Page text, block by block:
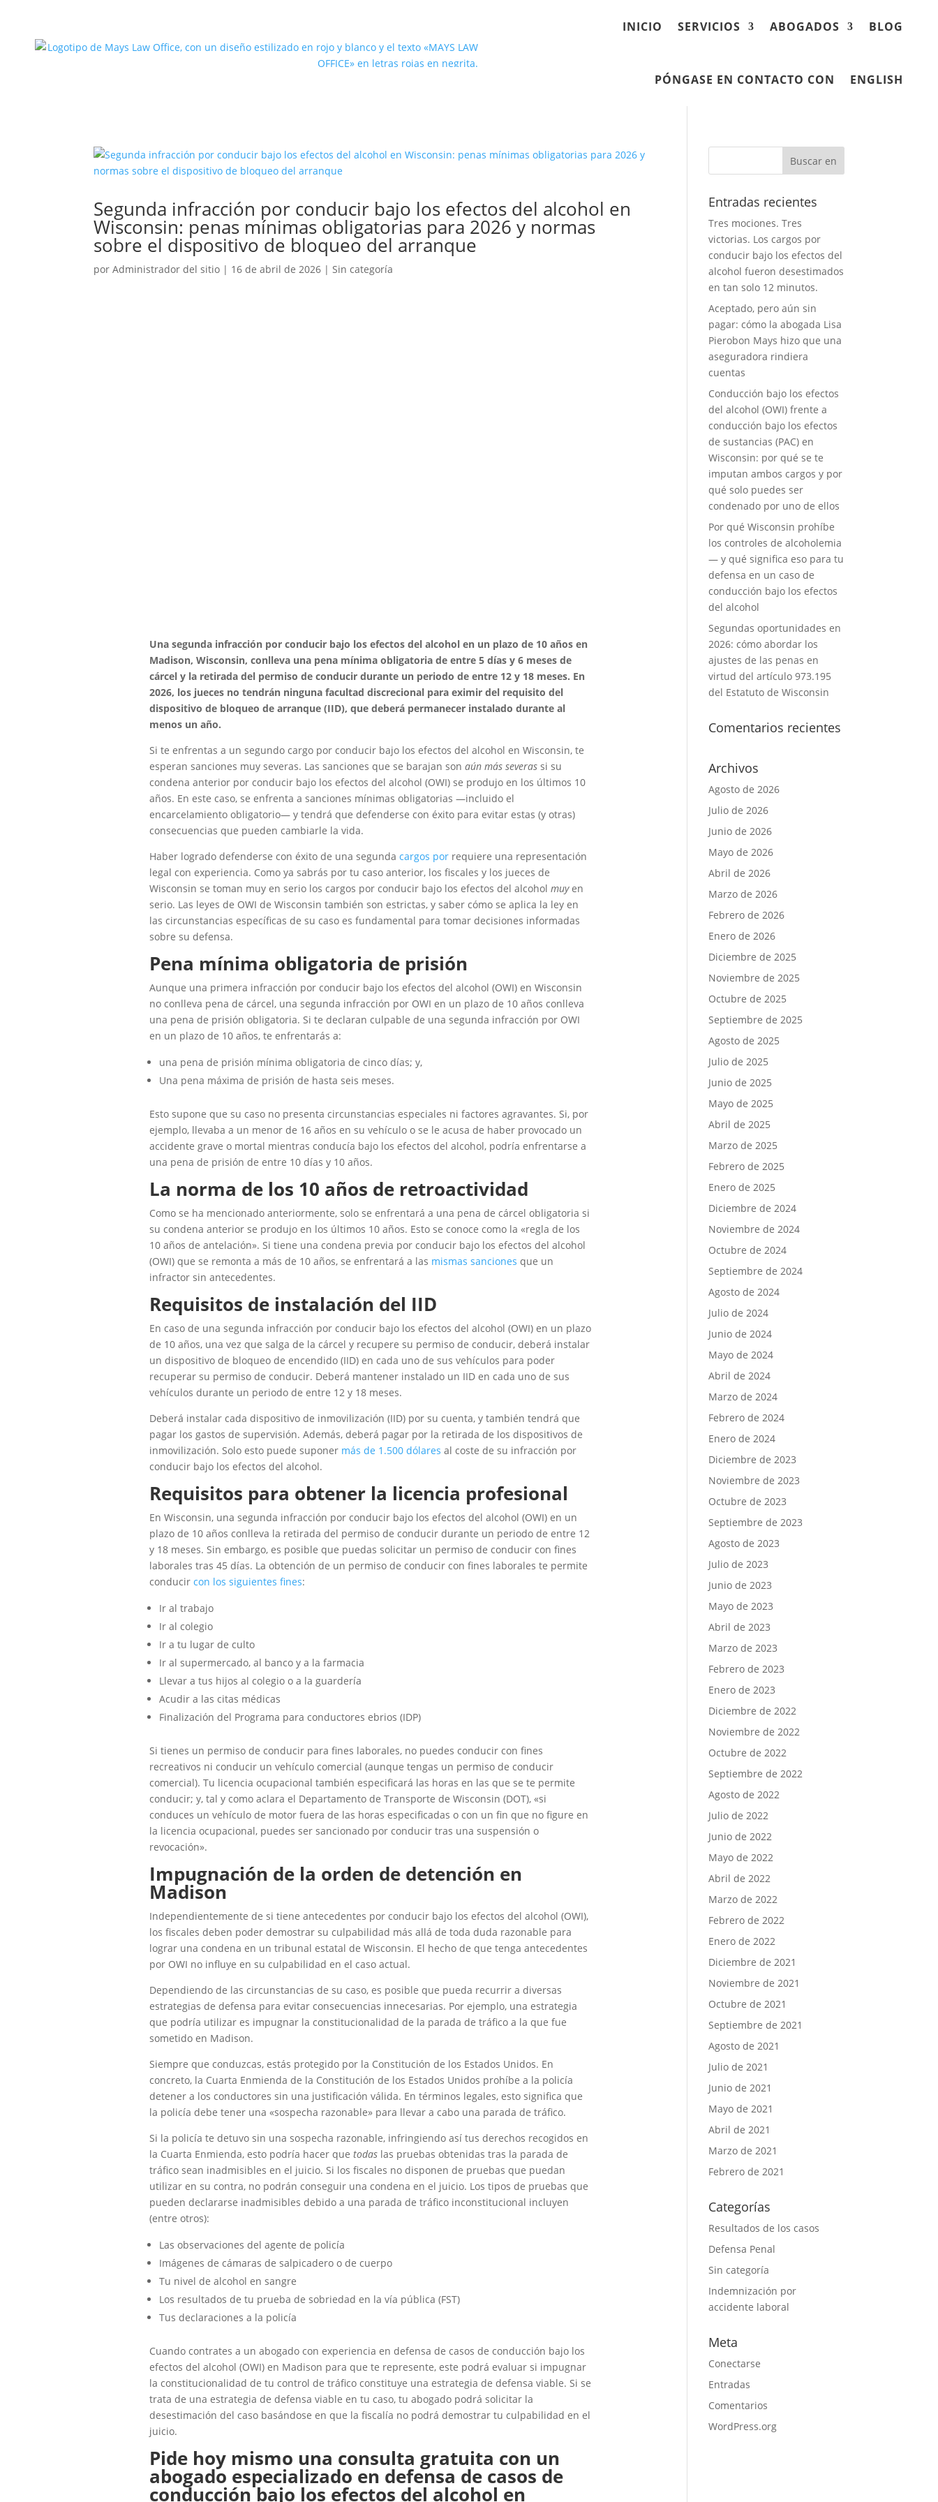
INICIO SERVICIOS ABOGADOS BLOG
PÓNGASE EN CONTACTO CON ENGLISH
Segunda infracción por conducir bajo los efectos del alcohol en
Wisconsin: penas mínimas obligatorias para 2026 y normas
sobre el dispositivo de bloqueo del arranque
porAdministrador del sitio | 16 de abril de 2026 |Sin categoría
Una segunda infracción por conducir bajo los efectos del alcohol en un plazo de 10 años en
Madison, Wisconsin, conlleva una pena mínima obligatoria de entre 5 días y 6 meses de
cárcel y la retirada del permiso de conducir durante un periodo de entre 12 y 18 meses. En
2026, los jueces no tendrán ninguna facultad discrecional para eximir del requisito del
dispositivo de bloqueo de arranque (IID), que deberá permanecer instalado durante al
menos un año.
Si te enfrentas a un segundo cargo por conducir bajo los efectos del alcohol en Wisconsin, te
esperan sanciones muy severas. Las sanciones que se barajan son aún más severassi su
condena anterior por conducir bajo los efectos del alcohol (OWI) se produjo en los últimos 10
años. En este caso, se enfrenta a sanciones mínimas obligatorias —incluido el
encarcelamiento obligatorio— y tendrá que defenderse con éxito para evitar estas (y otras)
consecuencias que pueden cambiarle la vida.
Haber logrado defenderse con éxito de una segunda cargos porrequiere una representación
legal con experiencia. Como ya sabrás por tu caso anterior, los fiscales y los jueces de
Wisconsin se toman muy en serio los cargos por conducir bajo los efectos del alcohol muyen
serio. Las leyes de OWI de Wisconsin también son estrictas, y saber cómo se aplica la ley en
las circunstancias específicas de su caso es fundamental para tomar decisiones informadas
sobre su defensa.
Pena mínima obligatoria de prisión
Aunque una primera infracción por conducir bajo los efectos del alcohol (OWI) en Wisconsin
no conlleva pena de cárcel, una segunda infracción por OWI en un plazo de 10 años conlleva
una pena de prisión obligatoria. Si te declaran culpable de una segunda infracción por OWI
en un plazo de 10 años, te enfrentarás a:
una pena de prisión mínima obligatoria de cinco días; y,
Una pena máxima de prisión de hasta seis meses.
Esto supone que su caso no presenta circunstancias especiales ni factores agravantes. Si, por
ejemplo, llevaba a un menor de 16 años en su vehículo o se le acusa de haber provocado un
accidente grave o mortal mientras conducía bajo los efectos del alcohol, podría enfrentarse a
una pena de prisión de entre 10 días y 10 años.
La norma de los 10 años de retroactividad
Como se ha mencionado anteriormente, solo se enfrentará a una pena de cárcel obligatoria si
su condena anterior se produjo en los últimos 10 años. Esto se conoce como la «regla de los
10 años de antelación». Si tiene una condena previa por conducir bajo los efectos del alcohol
(OWI) que se remonta a más de 10 años, se enfrentará a las mismas sanciones que un
infractor sin antecedentes.
Requisitos de instalación del IID
En caso de una segunda infracción por conducir bajo los efectos del alcohol (OWI) en un plazo
de 10 años, una vez que salga de la cárcel y recupere su permiso de conducir, deberá instalar
un dispositivo de bloqueo de encendido (IID) en cada uno de sus vehículos para poder
recuperar su permiso de conducir. Deberá mantener instalado un IID en cada uno de sus
vehículos durante un periodo de entre 12 y 18 meses.
Deberá instalar cada dispositivo de inmovilización (IID) por su cuenta, y también tendrá que
pagar los gastos de supervisión. Además, deberá pagar por la retirada de los dispositivos de
inmovilización. Solo esto puede suponer más de 1.500 dólares al coste de su infracción por
conducir bajo los efectos del alcohol.
Requisitos para obtener la licencia profesional
En Wisconsin, una segunda infracción por conducir bajo los efectos del alcohol (OWI) en un
plazo de 10 años conlleva la retirada del permiso de conducir durante un periodo de entre 12
y 18 meses. Sin embargo, es posible que puedas solicitar un permiso de conducir con fines
laborales tras 45 días. La obtención de un permiso de conducir con fines laborales te permite
conducir con los siguientes fines:
Ir al trabajo
Ir al colegio
Ir a tu lugar de culto
Ir al supermercado, al banco y a la farmacia
Llevar a tus hijos al colegio o a la guardería
Acudir a las citas médicas
Finalización del Programa para conductores ebrios (IDP)
Si tienes un permiso de conducir para fines laborales, no puedes conducir con fines
recreativos ni conducir un vehículo comercial (aunque tengas un permiso de conducir
comercial). Tu licencia ocupacional también especificará las horas en las que se te permite
conducir; y, tal y como aclara el Departamento de Transporte de Wisconsin (DOT), «si
conduces un vehículo de motor fuera de las horas especificadas o con un fin que no figure en
la licencia ocupacional, puedes ser sancionado por conducir tras una suspensión o
revocación».
Impugnación de la orden de detención en
Madison
Independientemente de si tiene antecedentes por conducir bajo los efectos del alcohol (OWI),
los fiscales deben poder demostrar su culpabilidad más allá de toda duda razonable para
lograr una condena en un tribunal estatal de Wisconsin. El hecho de que tenga antecedentes
por OWI no influye en su culpabilidad en el caso actual.
Dependiendo de las circunstancias de su caso, es posible que pueda recurrir a diversas
estrategias de defensa para evitar consecuencias innecesarias. Por ejemplo, una estrategia
que podría utilizar es impugnar la constitucionalidad de la parada de tráfico a la que fue
sometido en Madison.
Siempre que conduzcas, estás protegido por la Constitución de los Estados Unidos. En
concreto, la Cuarta Enmienda de la Constitución de los Estados Unidos prohíbe a la policía
detener a los conductores sin una justificación válida. En términos legales, esto significa que
la policía debe tener una «sospecha razonable» para llevar a cabo una parada de tráfico.
Si la policía te detuvo sin una sospecha razonable, infringiendo así tus derechos recogidos en
la Cuarta Enmienda, esto podría hacer que todaslas pruebas obtenidas tras la parada de
tráfico sean inadmisibles en el juicio. Si los fiscales no disponen de pruebas que puedan
utilizar en su contra, no podrán conseguir una condena en el juicio. Los tipos de pruebas que
pueden declararse inadmisibles debido a una parada de tráfico inconstitucional incluyen
(entre otros):
Las observaciones del agente de policía
Imágenes de cámaras de salpicadero o de cuerpo
Tu nivel de alcohol en sangre
Los resultados de tu prueba de sobriedad en la vía pública (FST)
Tus declaraciones a la policía
Cuando contrates a un abogado con experiencia en defensa de casos de conducción bajo los
efectos del alcohol (OWI) en Madison para que te represente, este podrá evaluar si impugnar
la constitucionalidad de tu control de tráfico constituye una estrategia de defensa viable. Si se
trata de una estrategia de defensa viable en tu caso, tu abogado podrá solicitar la
desestimación del caso basándose en que la fiscalía no podrá demostrar tu culpabilidad en el
juicio.
Pide hoy mismo una consulta gratuita con un
abogado especializado en defensa de casos de
conducción bajo los efectos del alcohol en
Entradas recientes
Tres mociones. Tres
victorias. Los cargos por
conducir bajo los efectos del
alcohol fueron desestimados
en tan solo 12 minutos.
Aceptado, pero aún sin
pagar: cómo la abogada Lisa
Pierobon Mays hizo que una
aseguradora rindiera
cuentas
Conducción bajo los efectos
del alcohol (OWI) frente a
conducción bajo los efectos
de sustancias (PAC) en
Wisconsin: por qué se te
imputan ambos cargos y por
qué solo puedes ser
condenado por uno de ellos
Por qué Wisconsin prohíbe
los controles de alcoholemia
— y qué significa eso para tu
defensa en un caso de
conducción bajo los efectos
del alcohol
Segundas oportunidades en
2026: cómo abordar los
ajustes de las penas en
virtud del artículo 973.195
del Estatuto de Wisconsin
Comentarios recientes
Archivos
Agosto de 2026
Julio de 2026
Junio de 2026
Mayo de 2026
Abril de 2026
Marzo de 2026
Febrero de 2026
Enero de 2026
Diciembre de 2025
Noviembre de 2025
Octubre de 2025
Septiembre de 2025
Agosto de 2025
Julio de 2025
Junio de 2025
Mayo de 2025
Abril de 2025
Marzo de 2025
Febrero de 2025
Enero de 2025
Diciembre de 2024
Noviembre de 2024
Octubre de 2024
Septiembre de 2024
Agosto de 2024
Julio de 2024
Junio de 2024
Mayo de 2024
Abril de 2024
Marzo de 2024
Febrero de 2024
Enero de 2024
Diciembre de 2023
Noviembre de 2023
Octubre de 2023
Septiembre de 2023
Agosto de 2023
Julio de 2023
Junio de 2023
Mayo de 2023
Abril de 2023
Marzo de 2023
Febrero de 2023
Enero de 2023
Diciembre de 2022
Noviembre de 2022
Octubre de 2022
Septiembre de 2022
Agosto de 2022
Julio de 2022
Junio de 2022
Mayo de 2022
Abril de 2022
Marzo de 2022
Febrero de 2022
Enero de 2022
Diciembre de 2021
Noviembre de 2021
Octubre de 2021
Septiembre de 2021
Agosto de 2021
Julio de 2021
Junio de 2021
Mayo de 2021
Abril de 2021
Marzo de 2021
Febrero de 2021
Categorías
Resultados de los casos
Defensa Penal
Sin categoría
Indemnización por
accidente laboral
Meta
Conectarse
Entradas
Comentarios
WordPress.org